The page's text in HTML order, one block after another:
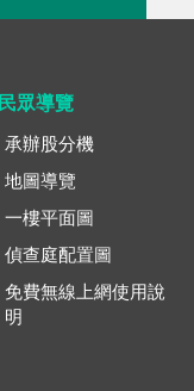
民眾導覽
承辦股分機
地圖導覽
一樓平面圖
偵查庭配置圖
免費無線上網使用說
明